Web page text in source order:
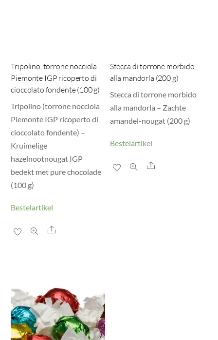
Tripolino, torrone nocciola
Piemonte IGP ricoperto di
cioccolato fondente (100 g)
Tripolino (torrone nocciola
Piemonte IGP ricoperto di
cioccolato fondente) –
Kruimelige
hazelnootnougat IGP
bedekt met pure chocolade
(100 g)
Bestelartikel
Share
Stecca di torrone morbido
alla mandorla (200 g)
Stecca di torrone morbido
alla mandorla – Zachte
amandel-nougat (200 g)
Bestelartikel
Share